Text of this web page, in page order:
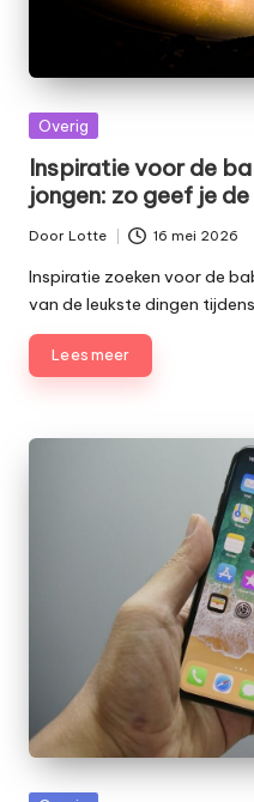
Geplaatst
Overig
Inspiratie voor de
jongen: zo geef je
door
Door Lotte 16 mei 2026
Inspiratie zoeken voor de
van de leukste dingen
Lees meer